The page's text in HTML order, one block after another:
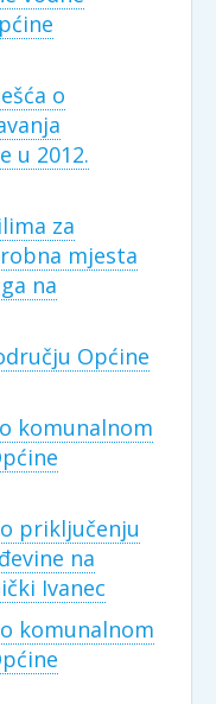
o
u 2012.
za
mjesta
na
Općine
komunalnom
priključenju
na
Ivanec
komunalnom